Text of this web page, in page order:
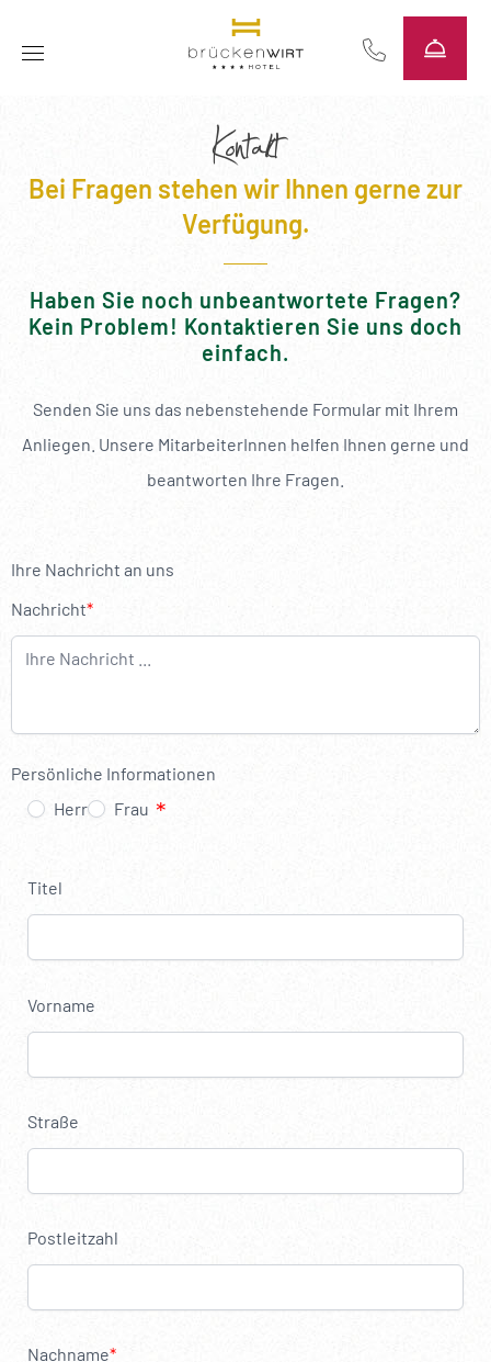
----
----
----
----
Kontakt
Bei Fragen stehen wir Ihnen gerne zur
Verfügung.
Haben Sie noch unbeantwortete Fragen?
Kein Problem! Kontaktieren Sie uns doch
einfach.
Senden Sie uns das nebenstehende Formular mit Ihrem
Anliegen. Unsere MitarbeiterInnen helfen Ihnen gerne und
beantworten Ihre Fragen.
Ihre Nachricht an uns
Nachricht
Persönliche Informationen
Herr
Frau
Titel
Vorname
Straße
Postleitzahl
Nachname